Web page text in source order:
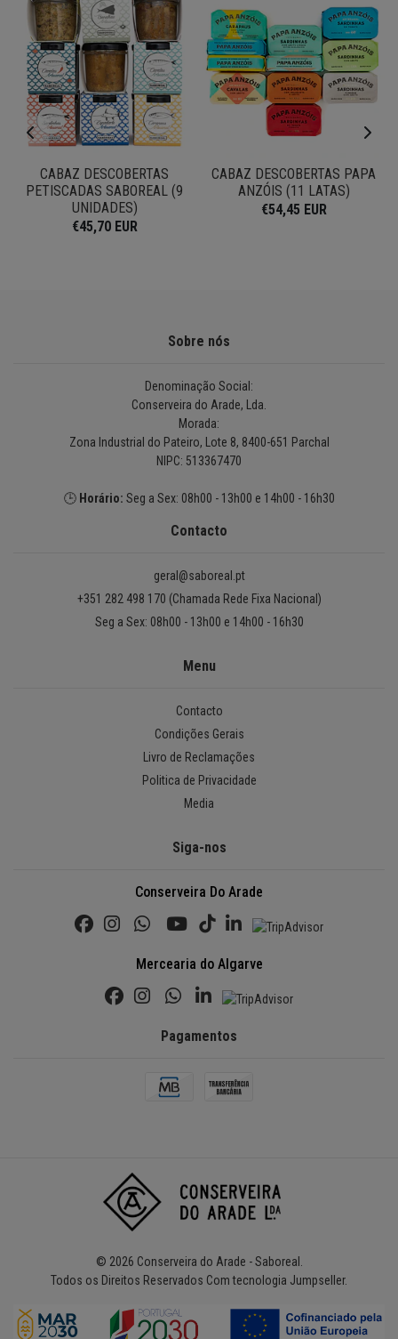
CABAZ DESCOBERTAS
PETISCADAS SABOREAL (9
UNIDADES)
€45,70 EUR
CABAZ DESCOBERTAS PAPA
ANZÓIS (11 LATAS)
€54,45 EUR
Sobre nós
Denominação Social:
Conserveira do Arade, Lda.
Morada:
Zona Industrial do Pateiro, Lote 8, 8400-651 Parchal
NIPC: 513367470
🕒 Horário: Seg a Sex: 08h00 - 13h00 e 14h00 - 16h30
Contacto
geral@saboreal.pt
+351 282 498 170 (Chamada Rede Fixa Nacional)
Seg a Sex: 08h00 - 13h00 e 14h00 - 16h30
Menu
Contacto
Condições Gerais
Livro de Reclamações
Politica de Privacidade
Media
Siga-nos
Conserveira Do Arade
Mercearia do Algarve
Pagamentos
© 2026 Conserveira do Arade - Saboreal.
Todos os Direitos Reservados Com tecnologia Jumpseller.